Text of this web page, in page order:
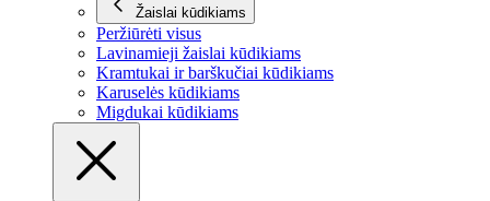
Žaislai kūdikiams
Peržiūrėti visus
Lavinamieji žaislai kūdikiams
Kramtukai ir barškučiai kūdikiams
Karuselės kūdikiams
Migdukai kūdikiams